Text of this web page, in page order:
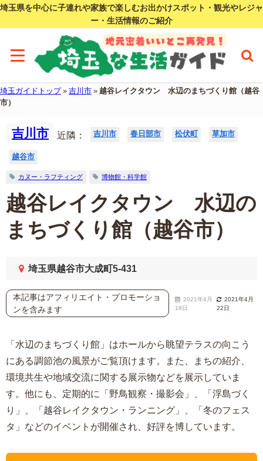
埼玉県を中心に子連れや家族で楽しむお出かけスポット・観光やレジャ
ー・生活情報のご紹介
埼玉ガイドトップ» 吉川市 » 越谷レイクタウン 水辺のまちづくり館（越谷
市）
吉川市 近隣： 吉川市 春日部市 松伏町 草加市
越谷市
カヌー・ラフティング 博物館・科学館
越谷レイクタウン 水辺の
まちづくり館（越谷市）
埼玉県越谷市大成町5-431
本記事はアフィリエイト・プロモーショ
ンを含みます
2021年4月
18日
2021年4月
22日
「水辺のまちづくり館」はホールから眺望テラスの向こう
にある調節池の風景がご覧頂けます。また、まちの紹介、
環境共生や地域交流に関する展示物などを展示していま
す。他にも、定期的に「野鳥観察・撮影会」、「浮島づく
り」、「越谷レイクタウン・ランニング」、「冬のフェス
タ」などのイベントが開催され、好評を博しています。